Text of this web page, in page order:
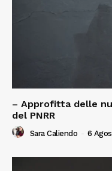
– Approfitta delle
del PNRR
Sara Caliendo - 6